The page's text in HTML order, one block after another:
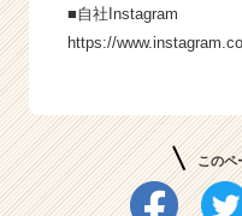
■自社Instagram
https://
このペ